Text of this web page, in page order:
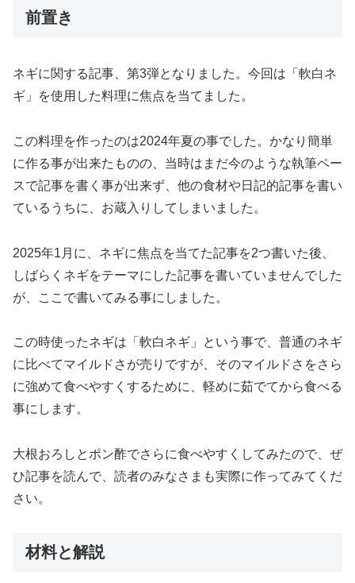
前置き
ネギに関する記事、第3弾となりました。今回は「軟白ネ
ギ」を使用した料理に焦点を当てました。
この料理を作ったのは2024年夏の事でした。かなり簡単
に作る事が出来たものの、当時はまだ今のような執筆ペー
スで記事を書く事が出来ず、他の食材や日記的記事を書い
ているうちに、お蔵入りしてしまいました。
2025年1月に、ネギに焦点を当てた記事を2つ書いた後、
しばらくネギをテーマにした記事を書いていませんでした
が、ここで書いてみる事にしました。
この時使ったネギは「軟白ネギ」という事で、普通のネギ
に比べてマイルドさが売りですが、そのマイルドさをさら
に強めて食べやすくするために、軽めに茹でてから食べる
事にします。
大根おろしとポン酢でさらに食べやすくしてみたので、ぜ
ひ記事を読んで、読者のみなさまも実際に作ってみてくだ
さい。
材料と解説